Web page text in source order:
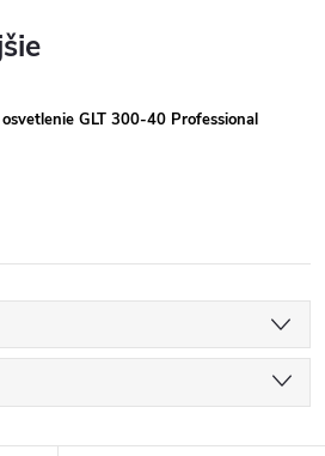
GLT 300-40 Professional